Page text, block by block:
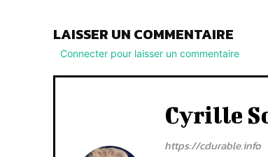
LAISSER UN COMMENTAIRE
Connecter pour laisser un commentaire
Cyrille
https://cdurable.info